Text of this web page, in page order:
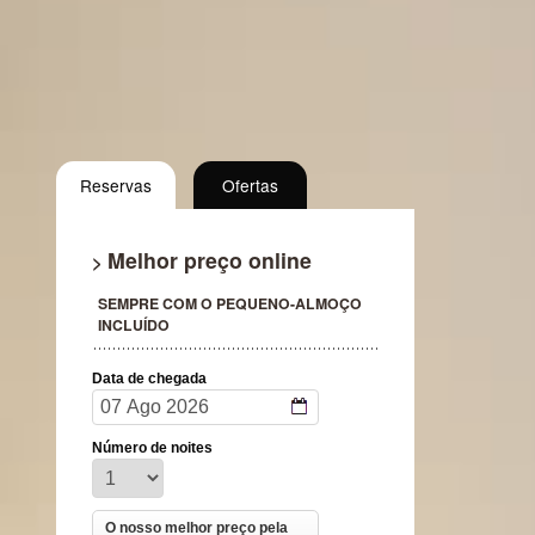
Reservas
> Melhor preço online
SEMPRE COM O PEQUENO-ALMOÇO
INCLUÍDO
Ofertas